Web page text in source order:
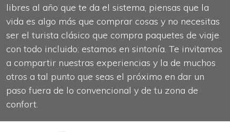
libres al año que te da el sistema, piensas que la
vida es algo más que comprar cosas y no necesitas
ser el turista clásico que compra paquetes de viaje
con todo incluido: estamos en sintonía. Te invitamos
a compartir nuestras experiencias y la de muchos
otros a tal punto que seas el próximo en dar un
paso fuera de lo convencional y de tu zona de
confort.